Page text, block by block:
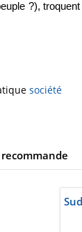
?),
société
recommande